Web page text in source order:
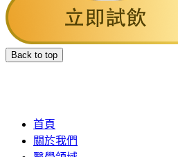
Back to top
首頁
關於我們